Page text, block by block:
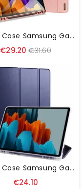
Smart Case Samsung Galaxy Tab S8 Plus / S7 Plus / S7 FE Domo Series DUX-DUCIS
€29.20 €31.60
Smart Case Samsung Galaxy Tab S8 Plus / S7 Plus Silicone Et Simili Cuir
€24.10